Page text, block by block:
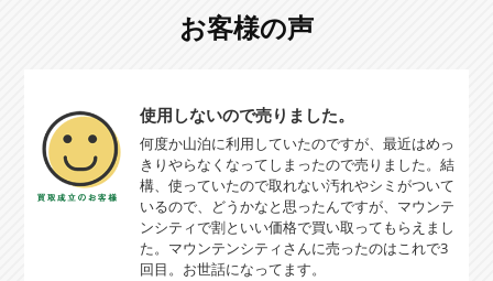
お客様の声
使用しないので売りました。
何度か山泊に利用していたのですが、最近はめっ
きりやらなくなってしまったので売りました。結
構、使っていたので取れない汚れやシミがついて
いるので、どうかなと思ったんですが、マウンテ
ンシティで割といい価格で買い取ってもらえまし
た。マウンテンシティさんに売ったのはこれで3
回目。お世話になってます。